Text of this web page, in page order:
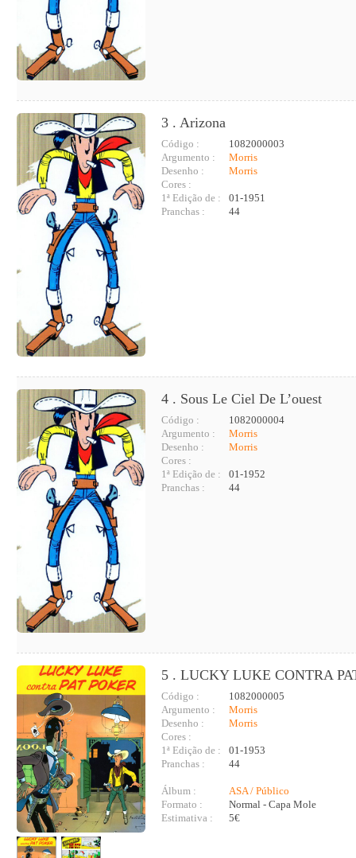
3 . Arizona
Código :
1082000003
Argumento :
Morris
Desenho :
Morris
Cores :
1ª Edição de :
01-1951
Pranchas :
44
4 . Sous Le Ciel De L’ouest
Código :
1082000004
Argumento :
Morris
Desenho :
Morris
Cores :
1ª Edição de :
01-1952
Pranchas :
44
5 . LUCKY LUKE CONTRA
Código :
1082000005
Argumento :
Morris
Desenho :
Morris
Cores :
1ª Edição de :
01-1953
Pranchas :
44
Álbum :
ASA / Público
Formato :
Normal - Capa Mole
Estimativa :
5€